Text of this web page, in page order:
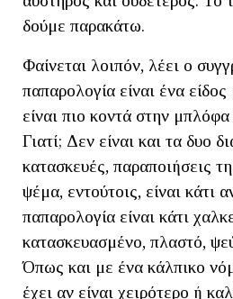
δούμε παρακάτω.
Φαίνεται λοιπόν, λέει ο
παπαρολογία είναι ένα
είναι πιο κοντά στην
Γιατί; Δεν είναι και τα δυο
κατασκευές, παραποιήσεις
ψέμα, εντούτοις, είναι κάτι
παπαρολογία είναι κάτι
κατασκευασμένο, πλαστό,
Όπως και με ένα κάλπικο
έχει αν είναι χειρότερο ή